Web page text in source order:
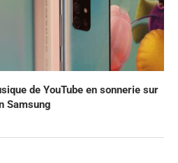
de YouTube en sonnerie sur
Samsung